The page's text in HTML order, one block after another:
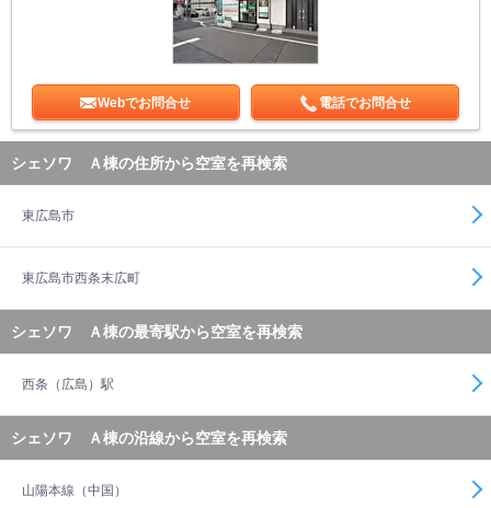
Webでお問合せ 電話でお問合せ
シェソワ Ａ棟の住所から空室を再検索
東広島市
東広島市西条末広町
シェソワ Ａ棟の最寄駅から空室を再検索
西条（広島）駅
シェソワ Ａ棟の沿線から空室を再検索
山陽本線（中国）